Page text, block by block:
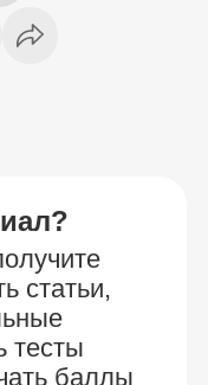
статьи,
тесты
баллы